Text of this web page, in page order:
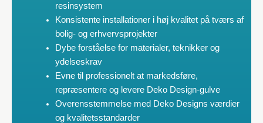
resinsystem
Konsistente installationer i høj kvalitet på tværs af
bolig- og erhvervsprojekter
Dybe forståelse for materialer, teknikker og
ydelseskrav
Evne til professionelt at markedsføre,
repræsentere og levere Deko Design-gulve
Overensstemmelse med Deko Designs værdier
og kvalitetsstandarder